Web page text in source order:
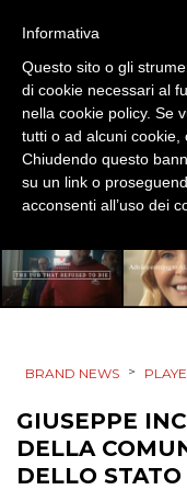
PRODOTTI
PUNTI VENDITA
CSR
STRATEGIE
CINEMA
ESTERNA
BRAND NEWS >
GIUSEPPE
DELLA
DELLO STATO
Informativa
Questo sito o gli
di cookie necessari al
nella cookie policy. Se
tutti o ad alcuni cookie,
Chiudendo questo
su un link o
acconsenti all’uso dei